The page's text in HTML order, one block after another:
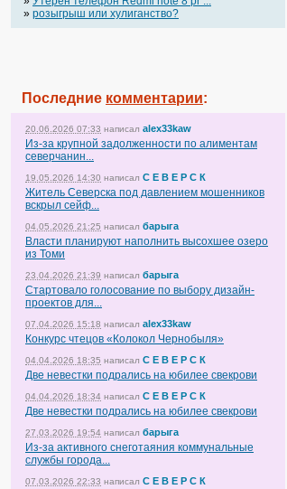
» розыгрыш или хулиганство?
Последние комментарии:
20.06.2026 07:33 написал alex33kaw
Из-за крупной задолженности по алиментам
северчанин...
19.05.2026 14:30 написал С Е В Е Р С К
Житель Северска под давлением мошенников
вскрыл сейф...
04.05.2026 21:25 написал барыга
Власти планируют наполнить высохшее озеро
из Томи
23.04.2026 21:39 написал барыга
Стартовало голосование по выбору дизайн-
проектов для...
07.04.2026 15:18 написал alex33kaw
Конкурс чтецов «Колокол Чернобыля»
04.04.2026 18:35 написал С Е В Е Р С К
Две невестки подрались на юбилее свекрови
04.04.2026 18:34 написал С Е В Е Р С К
Две невестки подрались на юбилее свекрови
27.03.2026 19:54 написал барыга
Из-за активного снеготаяния коммунальные
службы города...
07.03.2026 22:33 написал С Е В Е Р С К